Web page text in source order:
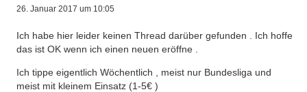
26. Januar 2017 um 10:05
Ich habe hier leider keinen Thread darüber gefunden . Ich hoffe
das ist OK wenn ich einen neuen eröffne .
Ich tippe eigentlich Wöchentlich , meist nur Bundesliga und
meist mit kleinem Einsatz (1-5€ )